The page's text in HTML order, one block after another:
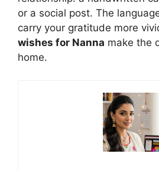
or a social post. The
carry your gratitude more
wishes for Nanna make the
home.